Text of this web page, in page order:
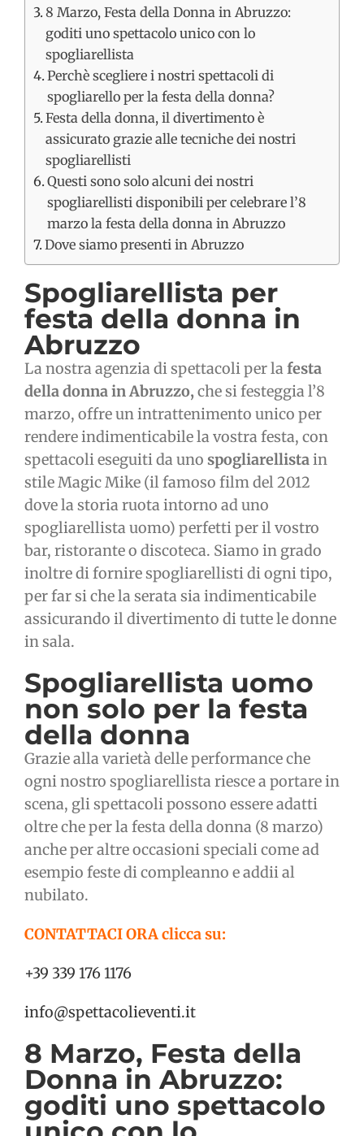
8 Marzo, Festa della Donna in Abruzzo:
goditi uno spettacolo unico con lo
spogliarellista
Perchè scegliere i nostri spettacoli di
spogliarello per la festa della donna?
Festa della donna, il divertimento è
assicurato grazie alle tecniche dei nostri
spogliarellisti
Questi sono solo alcuni dei nostri
spogliarellisti disponibili per celebrare l’8
marzo la festa della donna in Abruzzo
Dove siamo presenti in Abruzzo
Spogliarellista per
festa della donna in
Abruzzo
La nostra agenzia di spettacoli per lafesta
della donna in Abruzzo, che si festeggia l’8
marzo, offre un intrattenimento unico per
rendere indimenticabile la vostra festa, con
spettacoli eseguiti da uno spogliarellistain
stile Magic Mike (il famoso film del 2012
dove la storia ruota intorno ad uno
spogliarellista uomo) perfetti per il vostro
bar, ristorante o discoteca. Siamo in grado
inoltre di fornire spogliarellisti di ogni tipo,
per far si che la serata sia indimenticabile
assicurando il divertimento di tutte le donne
in sala.
Spogliarellista uomo
non solo per la festa
della donna
Grazie alla varietà delle performance che
ogni nostro spogliarellista riesce a portare in
scena, gli spettacoli possono essere adatti
oltre che per la festa della donna (8 marzo)
anche per altre occasioni speciali come ad
esempio feste di compleanno e addii al
nubilato.
CONTATTACI ORA clicca su:
+39 339 176 1176
info@spettacolieventi.it
8 Marzo, Festa della
Donna in Abruzzo:
goditi uno spettacolo